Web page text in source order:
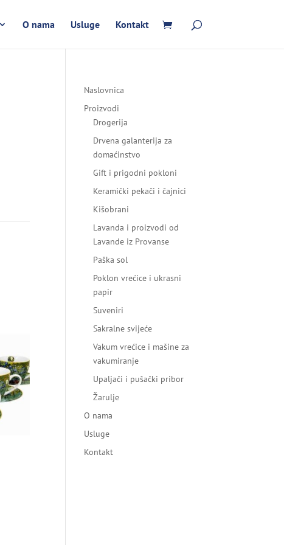
O nama Usluge Kontakt
Naslovnica
Proizvodi
Drogerija
Drvena galanterija za
domaćinstvo
Gift i prigodni pokloni
Keramički pekači i čajnici
Kišobrani
Lavanda i proizvodi od
Lavande iz Provanse
Paška sol
Poklon vrećice i ukrasni
papir
Suveniri
Sakralne svijeće
Vakum vrećice i mašine za
vakumiranje
Upaljači i pušački pribor
Žarulje
O nama
Usluge
Kontakt